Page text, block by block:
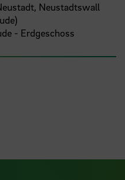
Neustadtswall
- Erdgeschoss